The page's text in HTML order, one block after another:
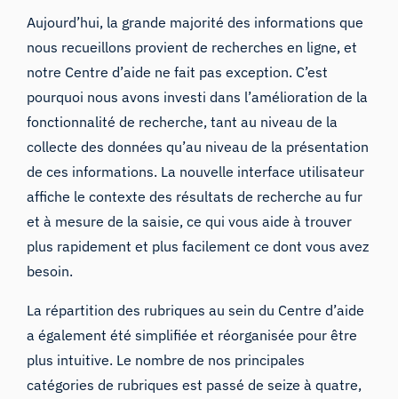
Aujourd’hui, la grande majorité des informations que
nous recueillons provient de recherches en ligne, et
notre Centre d’aide ne fait pas exception. C’est
pourquoi nous avons investi dans l’amélioration de la
fonctionnalité de recherche, tant au niveau de la
collecte des données qu’au niveau de la présentation
de ces informations. La nouvelle interface utilisateur
affiche le contexte des résultats de recherche au fur
et à mesure de la saisie, ce qui vous aide à trouver
plus rapidement et plus facilement ce dont vous avez
besoin.
La répartition des rubriques au sein du Centre d’aide
a également été simplifiée et réorganisée pour être
plus intuitive. Le nombre de nos principales
catégories de rubriques est passé de seize à quatre,